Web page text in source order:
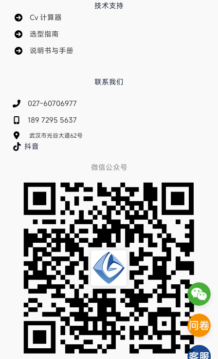
技术支持
Cv 计算器
选型指南
说明书与手册
联系我们
027-60706977
189 7295 5637
武汉市光谷大道62号
抖音
微信公众号